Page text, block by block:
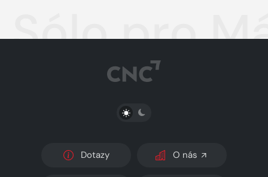
Sólo pro
PŘEPNOUT SVĚTLÝ/TMAVÝ REŽIM
Dotazy O nás